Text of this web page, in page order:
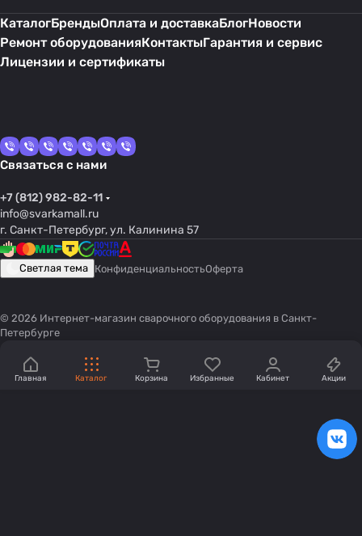
КаталогБрендыОплата и доставкаБлогНовости
Ремонт оборудованияКонтактыГарантия и сервис
Лицензии и сертификаты
Связаться с нами
+7 (812) 982-82-11
info@svarkamall.ru
г. Санкт-Петербург, ул. Калинина 57
Светлая тема КонфиденциальностьОферта
© 2026 Интернет-магазин сварочного оборудования в Санкт-
Петербурге
Главная Каталог Корзина Избранные Кабинет Акции